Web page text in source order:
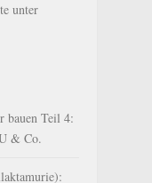
unter
bauen Teil 4:
& Co.